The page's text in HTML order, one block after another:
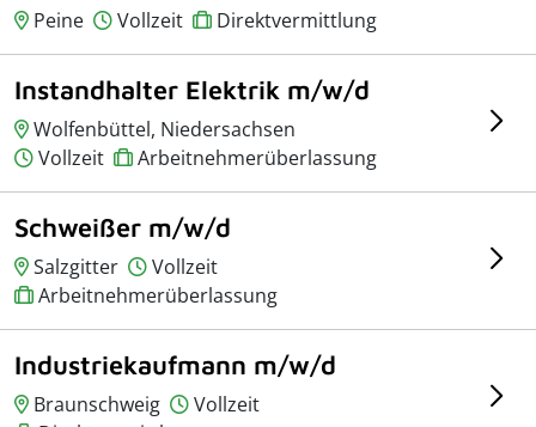
Peine Vollzeit Direktvermittlung
Instandhalter Elektrik m/w/d
Wolfenbüttel, Niedersachsen
Vollzeit
Arbeitnehmerüberlassung
Schweißer m/w/d
Salzgitter
Vollzeit
Arbeitnehmerüberlassung
Industriekaufmann m/w/d
Braunschweig
Vollzeit